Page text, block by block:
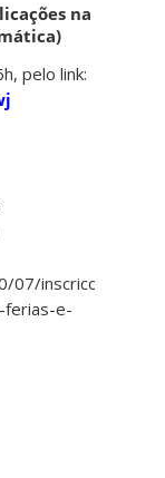
na
pelo link:
inscricoes-
ferias-e-